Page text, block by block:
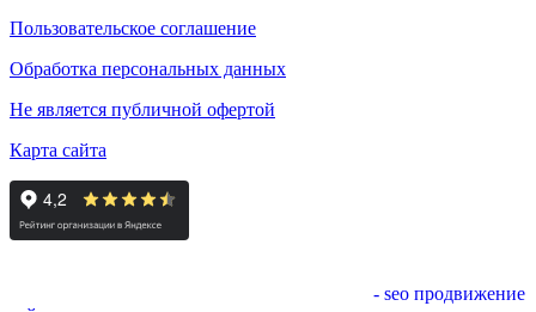
Пользовательское соглашение
Обработка персональных данных
Не является публичной офертой
Карта сайта
- seo продвижение